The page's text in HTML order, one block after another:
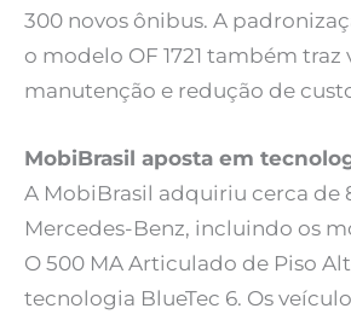
300 novos ônibus. A
o modelo OF 1721 também traz
manutenção e redução de
MobiBrasil aposta em
A MobiBrasil adquiriu cerca de
Mercedes-Benz, incluindo os
O 500 MA Articulado de Piso
tecnologia BlueTec 6. Os